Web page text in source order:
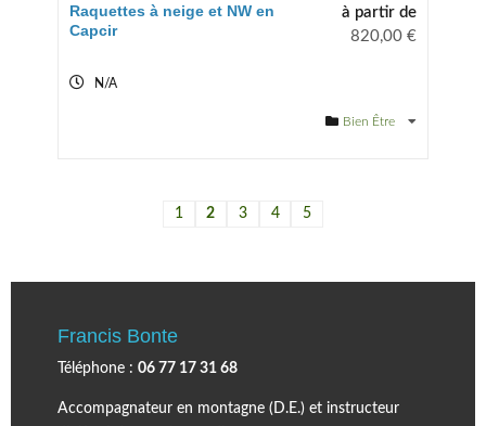
Raquettes à neige et NW en
Capcir
à partir de
820,00 €
N/A
Bien Être
1 2 3 4 5
Francis Bonte
Téléphone : 06 77 17 31 68
Accompagnateur en montagne (D.E.) et instructeur